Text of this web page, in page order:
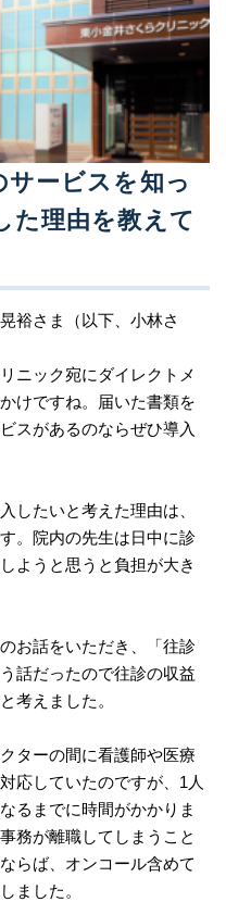
ービスを知っ
た理由を教えて
裕さま（以下、小林さ
ニック宛にダイレクトメ
けですね。届いた書類を
スがあるのならぜひ導入
したいと考えた理由は、
。院内の先生は日中に診
ようと思うと負担が大き
お話をいただき、「往診
話だったので往診の収益
考えました。
ターの間に看護師や医療
応していたのですが、1人
るまでに時間がかかりま
務が離職してしまうこと
らば、オンコール含めて
ました。